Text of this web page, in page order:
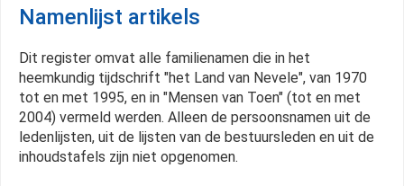
Namenlijst artikels
Dit register omvat alle familienamen die in het
heemkundig tijdschrift "het Land van Nevele", van 1970
tot en met 1995, en in "Mensen van Toen" (tot en met
2004) vermeld werden. Alleen de persoonsnamen uit de
ledenlijsten, uit de lijsten van de bestuursleden en uit de
inhoudstafels zijn niet opgenomen.